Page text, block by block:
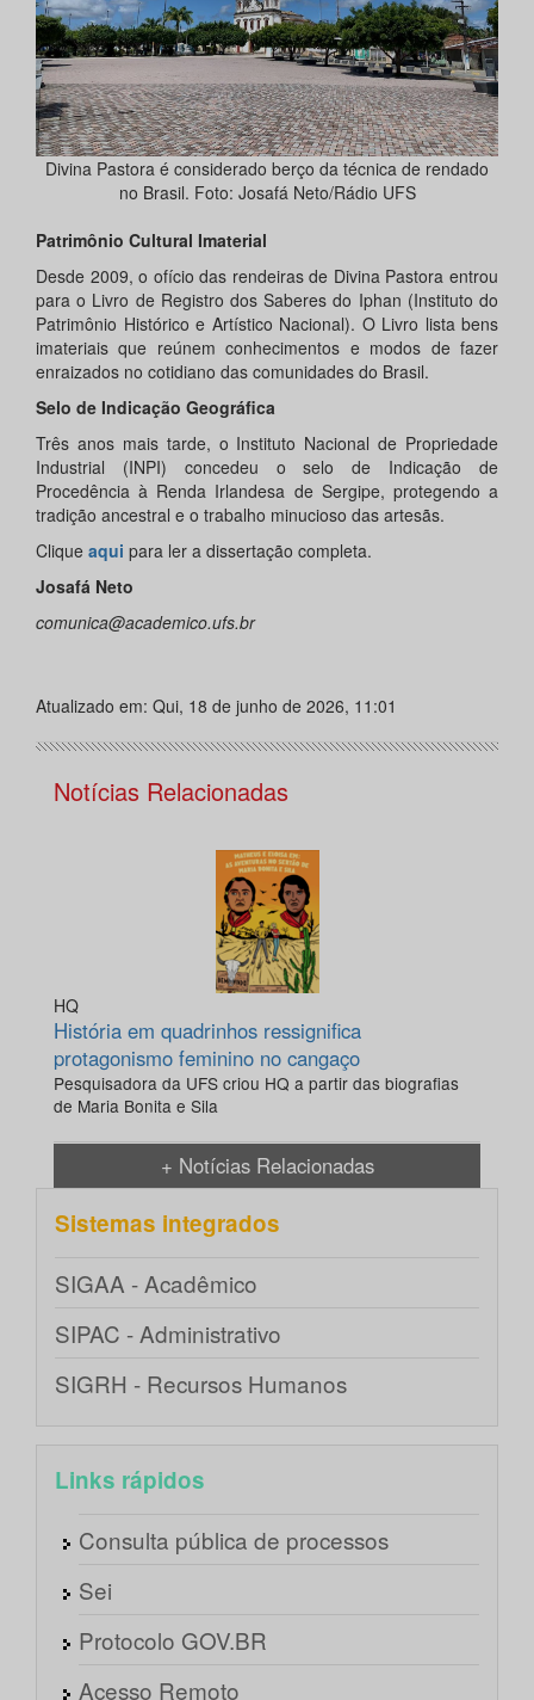
Divina Pastora é considerado berço da técnica de rendado
no Brasil. Foto: Josafá Neto/Rádio UFS
Patrimônio Cultural Imaterial
Desde 2009, o ofício das rendeiras de Divina Pastora entrou
para o Livro de Registro dos Saberes do Iphan (Instituto do
Patrimônio Histórico e Artístico Nacional). O Livro lista bens
imateriais que reúnem conhecimentos e modos de fazer
enraizados no cotidiano das comunidades do Brasil.
Selo de Indicação Geográfica
Três anos mais tarde, o Instituto Nacional de Propriedade
Industrial (INPI) concedeu o selo de Indicação de
Procedência à Renda Irlandesa de Sergipe, protegendo a
tradição ancestral e o trabalho minucioso das artesãs.
Clique aqui para ler a dissertação completa.
Josafá Neto
comunica@academico.ufs.br
Atualizado em: Qui, 18 de junho de 2026, 11:01
Notícias Relacionadas
HQ
História em quadrinhos ressignifica
protagonismo feminino no cangaço
Pesquisadora da UFS criou HQ a partir das biografias
de Maria Bonita e Sila
+ Notícias Relacionadas
Sistemas integrados
SIGAA - Acadêmico
SIPAC - Administrativo
SIGRH - Recursos Humanos
Links rápidos
Consulta pública de processos
Sei
Protocolo GOV.BR
Acesso Remoto